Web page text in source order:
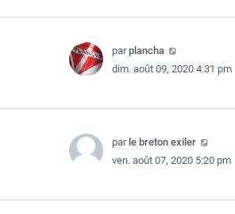
parplancha
dim. août 09, 2020 4:31 pm
par le breton exiler
ven. août 07, 2020 5:20 pm